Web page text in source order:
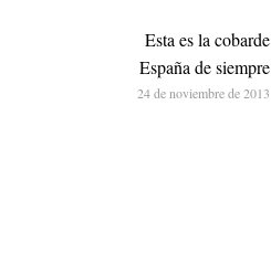
Esta es la cobarde
España de siempre
24 de noviembre de 2013